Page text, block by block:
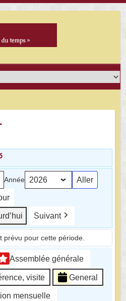
Année
Suivant
prévu pour cette période.
Assemblée générale
visite General
mensuelle